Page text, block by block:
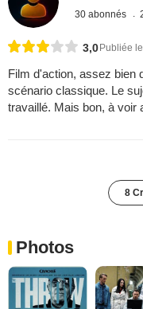
30 abonnés
3,0 Publiée
Film d'action, assez bien
scénario classique. Le
travaillé. Mais bon, à voir
8
Photos